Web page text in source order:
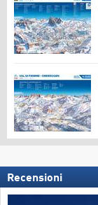
Recensioni